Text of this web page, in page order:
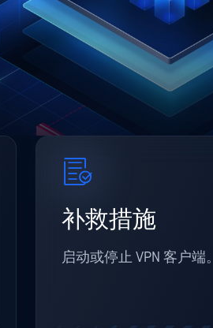
补救措施
启动或停止 VPN 客户端。